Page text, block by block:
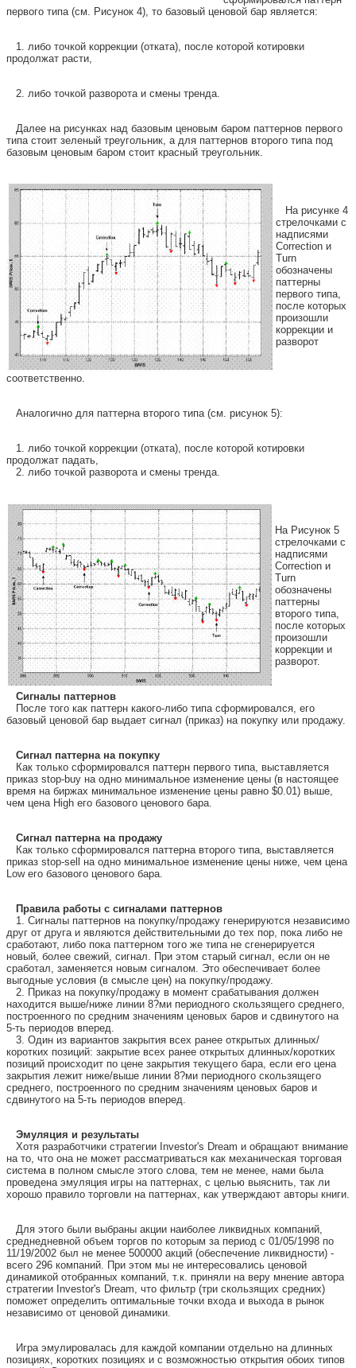
первого типа (см. Рисунок 4), то базовый ценовой бар является:
1. либо точкой коррекции (отката), после которой котировки
продолжат расти,
2. либо точкой разворота и смены тренда.
Далее на рисунках над базовым ценовым баром паттернов первого
типа стоит зеленый треугольник, а для паттернов второго типа под
базовым ценовым баром стоит красный треугольник.
На рисунке 4
стрелочками с
надписями
Correction и
Turn
обозначены
паттерны
первого типа,
после которых
произошли
коррекции и
разворот
соответственно.
Аналогично для паттерна второго типа (см. рисунок 5):
1. либо точкой коррекции (отката), после которой котировки
продолжат падать,
2. либо точкой разворота и смены тренда.
На Рисунок 5
стрелочками с
надписями
Correction и
Turn
обозначены
паттерны
второго типа,
после которых
произошли
коррекции и
разворот.
Сигналы паттернов
После того как паттерн какого-либо типа сформировался, его
базовый ценовой бар выдает сигнал (приказ) на покупку или продажу.
Сигнал паттерна на покупку
Как только сформировался паттерн первого типа, выставляется
приказ stop-buy на одно минимальное изменение цены (в настоящее
время на биржах минимальное изменение цены равно $0.01) выше,
чем цена High его базового ценового бара.
Сигнал паттерна на продажу
Как только сформировался паттерна второго типа, выставляется
приказ stop-sell на одно минимальное изменение цены ниже, чем цена
Low его базового ценового бара.
Правила работы с сигналами паттернов
1. Сигналы паттернов на покупку/продажу генерируются независимо
друг от друга и являются действительными до тех пор, пока либо не
сработают, либо пока паттерном того же типа не сгенерируется
новый, более свежий, сигнал. При этом старый сигнал, если он не
сработал, заменяется новым сигналом. Это обеспечивает более
выгодные условия (в смысле цен) на покупку/продажу.
2. Приказ на покупку/продажу в момент срабатывания должен
находится выше/ниже линии 8?ми периодного скользящего среднего,
построенного по средним значениям ценовых баров и сдвинутого на
5-ть периодов вперед.
3. Один из вариантов закрытия всех ранее открытых длинных/
коротких позиций: закрытие всех ранее открытых длинных/коротких
позиций происходит по цене закрытия текущего бара, если его цена
закрытия лежит ниже/выше линии 8?ми периодного скользящего
среднего, построенного по средним значениям ценовых баров и
сдвинутого на 5-ть периодов вперед.
Эмуляция и результаты
Хотя разработчики стратегии Investor's Dream и обращают внимание
на то, что она не может рассматриваться как механическая торговая
система в полном смысле этого слова, тем не менее, нами была
проведена эмуляция игры на паттернах, с целью выяснить, так ли
хорошо правило торговли на паттернах, как утверждают авторы книги.
Для этого были выбраны акции наиболее ликвидных компаний,
среднедневной объем торгов по которым за период с 01/05/1998 по
11/19/2002 был не менее 500000 акций (обеспечение ликвидности) -
всего 296 компаний. При этом мы не интересовались ценовой
динамикой отобранных компаний, т.к. приняли на веру мнение автора
стратегии Investor's Dream, что фильтр (три скользящих средних)
поможет определить оптимальные точки входа и выхода в рынок
независимо от ценовой динамики.
Игра эмулировалась для каждой компании отдельно на длинных
позициях, коротких позициях и с возможностью открытия обоих типов